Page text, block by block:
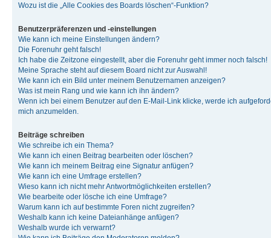
Wozu ist die „Alle Cookies des Boards löschen“-Funktion?
Benutzerpräferenzen und -einstellungen
Wie kann ich meine Einstellungen ändern?
Die Forenuhr geht falsch!
Ich habe die Zeitzone eingestellt, aber die Forenuhr geht immer noch falsch!
Meine Sprache steht auf diesem Board nicht zur Auswahl!
Wie kann ich ein Bild unter meinem Benutzernamen anzeigen?
Was ist mein Rang und wie kann ich ihn ändern?
Wenn ich bei einem Benutzer auf den E-Mail-Link klicke, werde ich
mich anzumelden.
Beiträge schreiben
Wie schreibe ich ein Thema?
Wie kann ich einen Beitrag bearbeiten oder löschen?
Wie kann ich meinem Beitrag eine Signatur anfügen?
Wie kann ich eine Umfrage erstellen?
Wieso kann ich nicht mehr Antwortmöglichkeiten erstellen?
Wie bearbeite oder lösche ich eine Umfrage?
Warum kann ich auf bestimmte Foren nicht zugreifen?
Weshalb kann ich keine Dateianhänge anfügen?
Weshalb wurde ich verwarnt?